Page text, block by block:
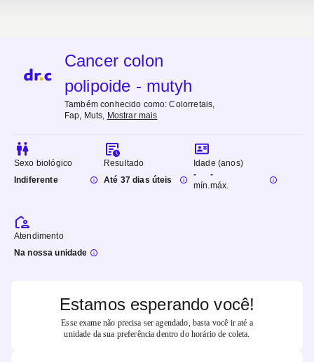
Cancer colon
polipoide - mutyh
Também conhecido como:Colorretais,
Fap, Muts, Mostrar mais
Sexo biológico
Indiferente
Resultado
Até 37 dias úteis
Idade (anos)
-
mín.
-
máx.
Atendimento
Na nossa unidade
Estamos esperando você!
Esse exame não precisa ser agendado, basta você ir até a
unidade da sua preferência dentro do horário de coleta.